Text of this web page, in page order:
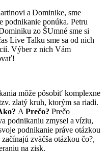
a Dominike, sme
podnikanie ponúka. Petru
zo ŠUmné sme si
Live Talku sme sa od nich
Výber z nich Vám
môže pôsobiť komplexne
zlatý kruh, ktorým sa riadi.
A Prečo? Prečo
podnikaniu zmysel a víziu,
podnikanie práve otázkou
zväčša otázkou čo?,
na zisk.